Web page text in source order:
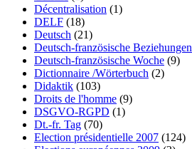
Décentralisation (1)
DELF (18)
Deutsch (21)
Deutsch-französische Beziehungen
Deutsch-französische Woche (9)
Dictionnaire /Wörterbuch (2)
Didaktik (103)
Droits de l'homme (9)
DSGVO-RGPD (1)
Dt.-fr. Tag (70)
Election présidentielle 2007 (124)